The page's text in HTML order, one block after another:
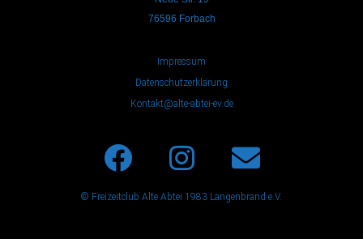
76596 Forbach
Impressum
Datenschutzerklärung
Kontakt@alte-abtei-ev.de
© Freizeitclub Alte Abtei 1983 Langenbrand e.V.